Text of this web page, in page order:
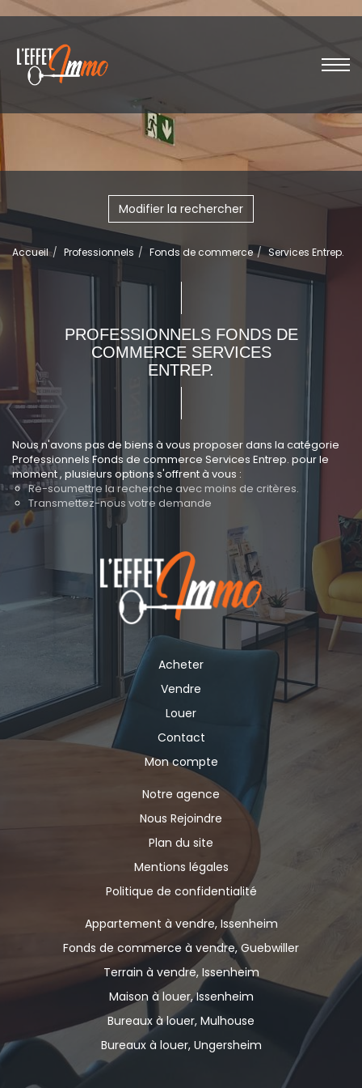
Modifier la rechercher
Accueil Professionnels Fonds de commerce Services Entrep.
PROFESSIONNELS FONDS DE
COMMERCE SERVICES
ENTREP.
Nous n'avons pas de biens à vous proposer dans la catégorie
Professionnels Fonds de commerce Services Entrep. pour le
moment , plusieurs options s'offrent à vous :
Re-soumettre la recherche avec moins de critères.
Transmettez-nous votre demande
Acheter
Vendre
Louer
Contact
Mon compte
Notre agence
Nous Rejoindre
Plan du site
Mentions légales
Politique de confidentialité
Appartement à vendre, Issenheim
Fonds de commerce à vendre, Guebwiller
Terrain à vendre, Issenheim
Maison à louer, Issenheim
Bureaux à louer, Mulhouse
Bureaux à louer, Ungersheim